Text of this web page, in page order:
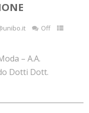
Off
– A.A.
Dotti Dott.